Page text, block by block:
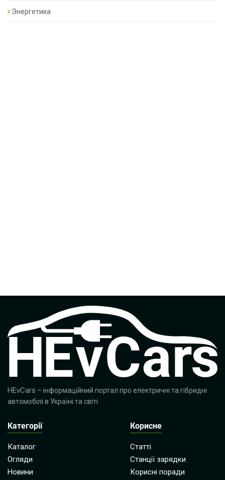
Энергетика
HEvCars – інформаційний портал про електричні та гібридні
автомобілі в Україні та світі
Категорії
Каталог
Огляди
Новини
Корисне
Статті
Станції зарядки
Корисні поради